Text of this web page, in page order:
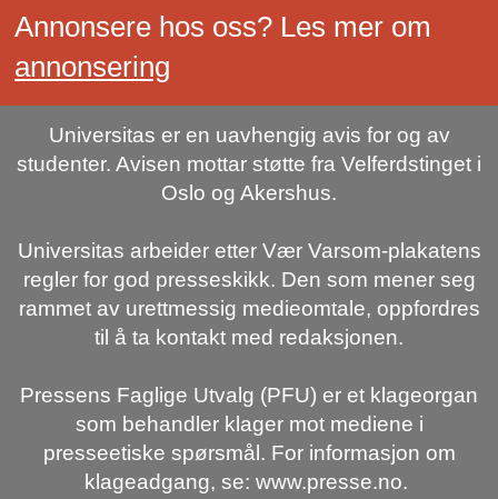
Annonsere hos oss? Les mer om
annonsering
Universitas er en uavhengig avis for og av
studenter. Avisen mottar støtte fra Velferdstinget i
Oslo og Akershus.
Universitas arbeider etter Vær Varsom-plakatens
regler for god presseskikk. Den som mener seg
rammet av urettmessig medieomtale, oppfordres
til å ta kontakt med redaksjonen.
Pressens Faglige Utvalg (PFU) er et klageorgan
som behandler klager mot mediene i
presseetiske spørsmål. For informasjon om
klageadgang, se: www.presse.no.